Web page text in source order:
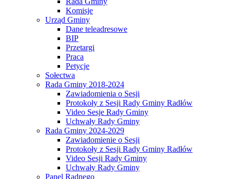
Komisje
Urząd Gminy
Dane teleadresowe
BIP
Przetargi
Praca
Petycje
Sołectwa
Rada Gminy 2018-2024
Zawiadomienia o Sesji
Protokoły z Sesji Rady Gminy Radłów
Video Sesje Rady Gminy
Uchwały Rady Gminy
Rada Gminy 2024-2029
Zawiadomienie o Sesji
Protokoły z Sesji Rady Gminy Radłów
Video Sesji Rady Gminy
Uchwały Rady Gminy
Panel Radnego